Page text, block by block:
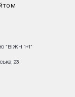
"ВІЖН 1+1"
23